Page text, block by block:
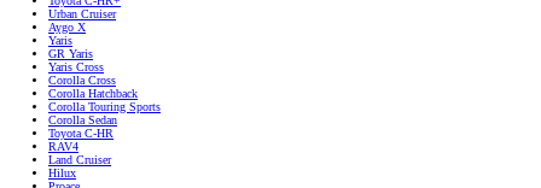
Urban Cruiser
Aygo X
Yaris
GR Yaris
Yaris Cross
Corolla Cross
Corolla Hatchback
Corolla Touring Sports
Corolla Sedan
Toyota C-HR
RAV4
Land Cruiser
Hilux